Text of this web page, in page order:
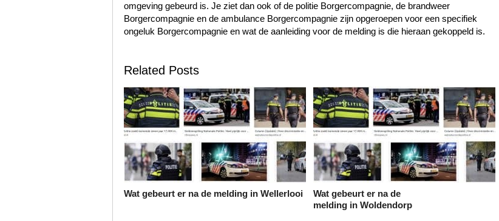
omgeving gebeurd is. Je ziet dan ook of de politie Borgercompagnie, de brandweer
Borgercompagnie en de ambulance Borgercompagnie zijn opgeroepen voor een specifiek
ongeluk Borgercompagnie en wat de aanleiding voor de melding is die hieraan gekoppeld is.
Related Posts
Wat gebeurt er na de melding in Wellerlooi
Wat gebeurt er na de
melding in Woldendorp